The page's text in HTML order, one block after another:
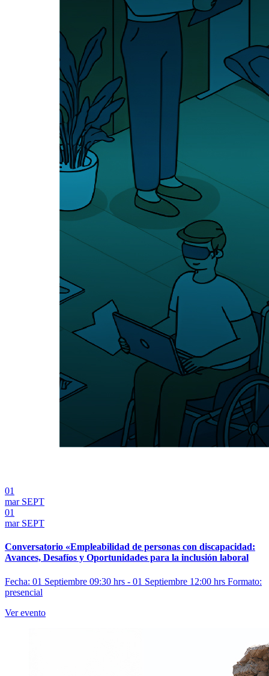
01
mar SEPT
01
mar SEPT
Conversatorio «Empleabilidad de personas con discapacidad:
Avances, Desafíos y Oportunidades para la inclusión laboral
Fecha: 01 Septiembre 09:30 hrs - 01 Septiembre 12:00 hrs Formato:
presencial
Ver evento